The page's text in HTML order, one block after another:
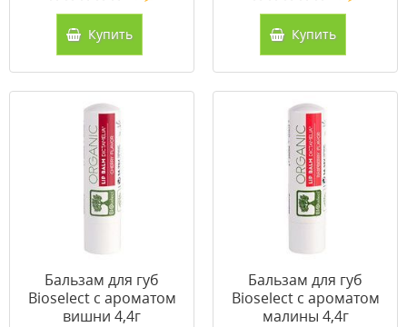
Купить Купить
Бальзам для губ
Bioselect с ароматом
вишни 4,4г
Бальзам для губ
Bioselect с ароматом
малины 4,4г